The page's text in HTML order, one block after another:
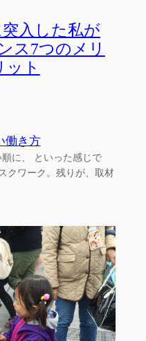
入した私が
ス7つのメリ
ト
働き方
に、 といった感じで
クワーク。残りが、取材